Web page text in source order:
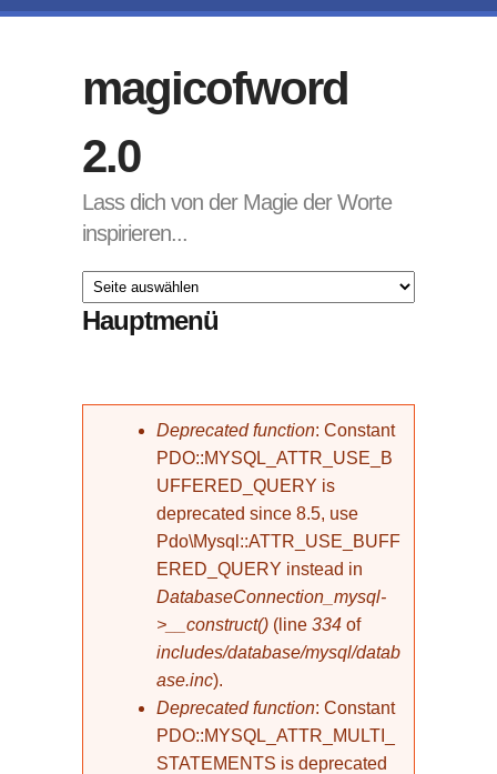
magicofword
2.0
Lass dich von der Magie der Worte
inspirieren...
Hauptmenü
Fehlermeldung
Deprecated function: Constant
PDO::MYSQL_ATTR_USE_B
UFFERED_QUERY is
deprecated since 8.5, use
Pdo\Mysql::ATTR_USE_BUFF
ERED_QUERY instead in
DatabaseConnection_mysql-
>__construct() (line 334 of
includes/database/mysql/datab
ase.inc).
Deprecated function: Constant
PDO::MYSQL_ATTR_MULTI_
STATEMENTS is deprecated